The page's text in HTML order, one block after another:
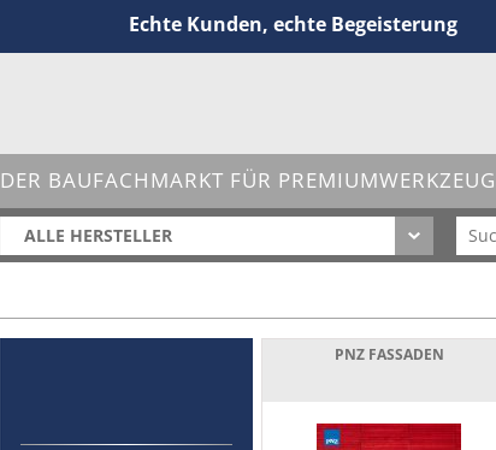
Echte Kunden, echte Begeisterung
DER BAUFACHMARKT FÜR
ALLE HERSTELLER
PNZ FASSADEN